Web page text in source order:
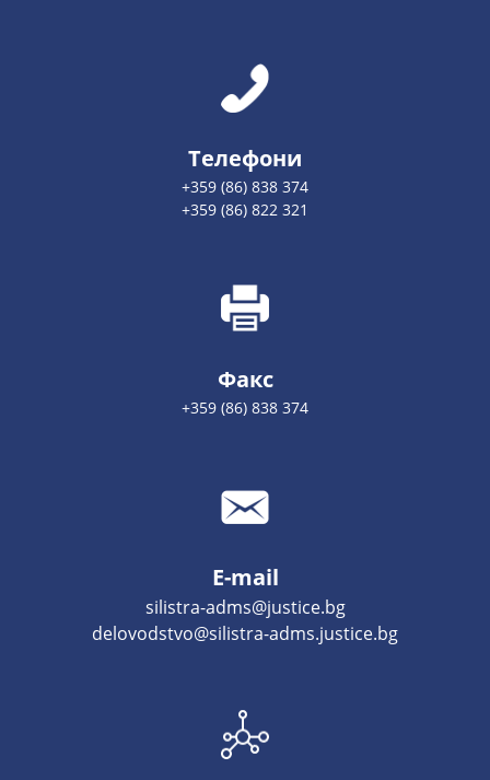
Телефони
+359 (86) 838 374
+359 (86) 822 321
Факс
+359 (86) 838 374
E-mail
silistra-adms@justice.bg
delovodstvo@silistra-adms.justice.bg